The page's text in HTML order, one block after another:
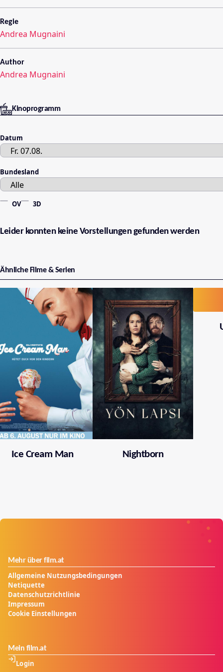
Regie
Andrea Mugnaini
Author
Andrea Mugnaini
Kinoprogramm
Datum
Bundesland
OV 3D
Leider konnten keine Vorstellungen gefunden werden
Ähnliche Filme & Serien
Ice Cream Man Nightborn
Mehr über film.at
Allgemeine Nutzungsbedingungen
Netiquette
Datenschutzrichtlinie
Impressum
Cookie Einstellungen
Mein film.at
Login